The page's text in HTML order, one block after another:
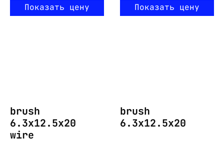
Показать цену Показать цену
brush
6.3x12.5x20
wire
brush
6.3x12.5x20